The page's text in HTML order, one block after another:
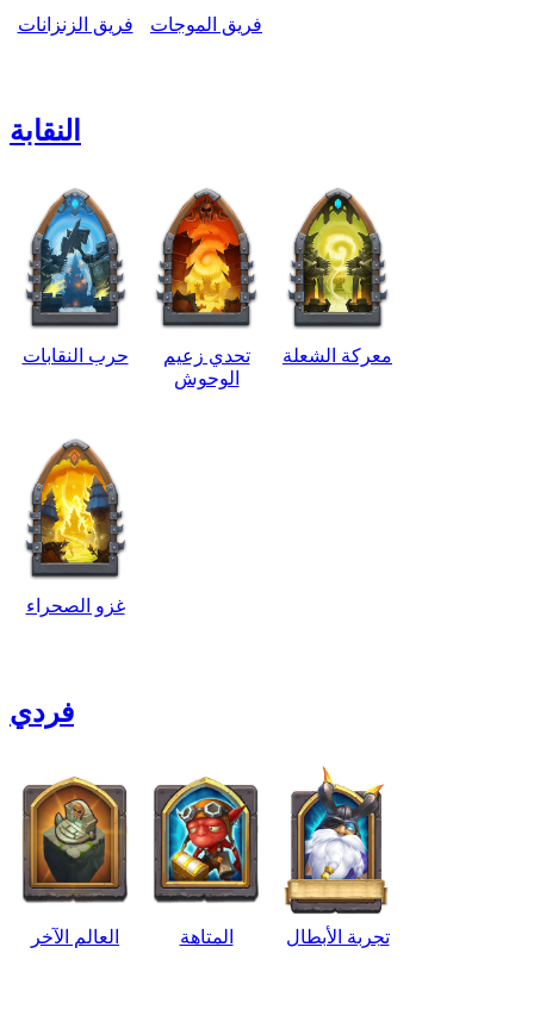
فريق الزنزانات فريق الموجات
النقابة
حرب النقابات
تحدي زعيم
الوحوش
معركة الشعلة
غزو الصحراء
فردي
العالم الآخر المتاهة تجربة الأبطال